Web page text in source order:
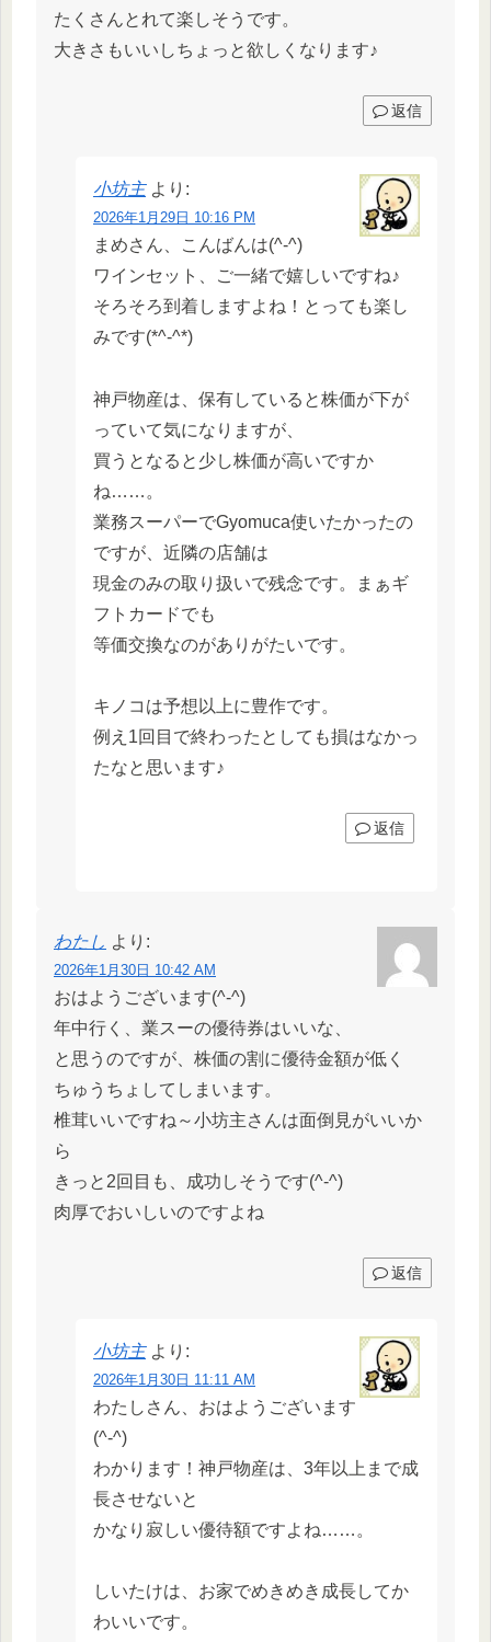
たくさんとれて楽しそうです。
大きさもいいしちょっと欲しくなります♪
返信
小坊主 より:
2026年1月29日 10:16 PM
まめさん、こんばんは(^-^)
ワインセット、ご一緒で嬉しいですね♪
そろそろ到着しますよね！とっても楽し
みです(*^-^*)
神戸物産は、保有していると株価が下が
っていて気になりますが、
買うとなると少し株価が高いですか
ね……。
業務スーパーでGyomuca使いたかったの
ですが、近隣の店舗は
現金のみの取り扱いで残念です。まぁギ
フトカードでも
等価交換なのがありがたいです。
キノコは予想以上に豊作です。
例え1回目で終わったとしても損はなかっ
たなと思います♪
返信
わたし より:
2026年1月30日 10:42 AM
おはようございます(^-^)
年中行く、業スーの優待券はいいな、
と思うのですが、株価の割に優待金額が低く
ちゅうちょしてしまいます。
椎茸いいですね～小坊主さんは面倒見がいいか
ら
きっと2回目も、成功しそうです(^-^)
肉厚でおいしいのですよね
返信
小坊主 より:
2026年1月30日 11:11 AM
わたしさん、おはようございます
(^-^)
わかります！神戸物産は、3年以上まで成
長させないと
かなり寂しい優待額ですよね……。
しいたけは、お家でめきめき成長してか
わいいです。